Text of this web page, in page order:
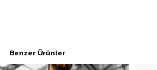
Benzer Ürünler